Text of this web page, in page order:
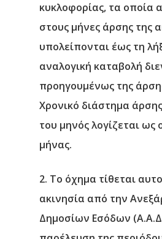
κυκλοφορίας, τα οποία
στους μήνες άρσης της
υπολείπονται έως τη
αναλογική καταβολή
προηγουμένως της
Χρονικό διάστημα
του μηνός λογίζεται ως
μήνας.
2. Το όχημα τίθεται
ακινησία από την
Δημοσίων Εσόδων